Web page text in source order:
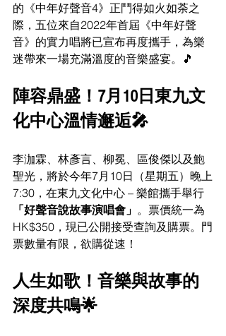
的《中年好聲音4》正鬥得如火如荼之
際，五位來自2022年首屆《中年好聲
音》的實力唱將已宣布再度攜手，為樂
迷帶來一場充滿溫度的音樂盛宴。🎵
陣容鼎盛！7月10日東九文
化中心溫情邂逅🎤
李泇霖、林彥言、柳冕、區俊傑以及鮑
聖光，將於今年7月10日（星期五）晚上
7:30，在東九文化中心 – 樂館攜手舉行
「好聲音說故事演唱會」 。票價統一為
HK$350，現已公開接受查詢及購票。門
票數量有限，欲購從速！
人生如歌！音樂與故事的
深度共鳴🌟